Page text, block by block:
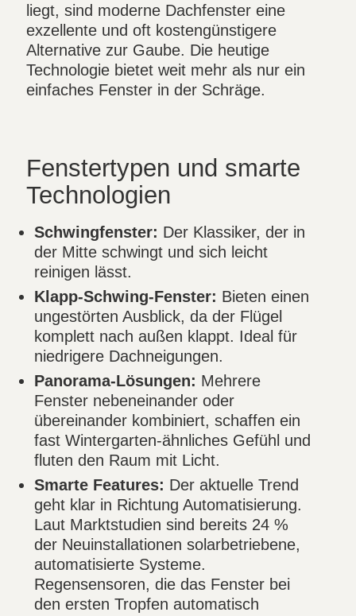
liegt, sind moderne Dachfenster eine
exzellente und oft kostengünstigere
Alternative zur Gaube. Die heutige
Technologie bietet weit mehr als nur ein
einfaches Fenster in der Schräge.
Fenstertypen und smarte
Technologien
Schwingfenster: Der Klassiker, der in
der Mitte schwingt und sich leicht
reinigen lässt.
Klapp-Schwing-Fenster: Bieten einen
ungestörten Ausblick, da der Flügel
komplett nach außen klappt. Ideal für
niedrigere Dachneigungen.
Panorama-Lösungen: Mehrere
Fenster nebeneinander oder
übereinander kombiniert, schaffen ein
fast Wintergarten-ähnliches Gefühl und
fluten den Raum mit Licht.
Smarte Features: Der aktuelle Trend
geht klar in Richtung Automatisierung.
Laut Marktstudien sind bereits 24 %
der Neuinstallationen solarbetriebene,
automatisierte Systeme.
Regensensoren, die das Fenster bei
den ersten Tropfen automatisch